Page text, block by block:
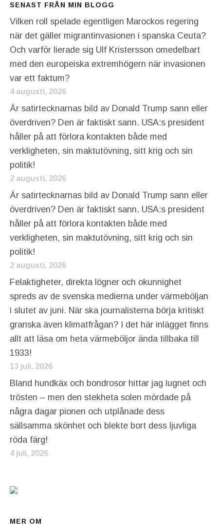
SENAST FRÅN MIN BLOGG
Vilken roll spelade egentligen Marockos regering
när det gäller migrantinvasionen i spanska Ceuta?
Och varför lierade sig Ulf Kristersson omedelbart
med den europeiska extremhögern när invasionen
var ett faktum?
4 augusti, 2026
Är satirtecknarnas bild av Donald Trump sann eller
överdriven? Den är faktiskt sann. USA:s president
håller på att förlora kontakten både med
verkligheten, sin maktutövning, sitt krig och sin
politik!
2 augusti, 2026
Är satirtecknarnas bild av Donald Trump sann eller
överdriven? Den är faktiskt sann. USA:s president
håller på att förlora kontakten både med
verkligheten, sin maktutövning, sitt krig och sin
politik!
2 augusti, 2026
Felaktigheter, direkta lögner och okunnighet
spreds av de svenska medierna under värmeböljan
i slutet av juni. När ska journalisterna börja kritiskt
granska även klimatfrågan? I det här inlägget finns
allt att läsa om heta värmeböljor ända tillbaka till
1933!
13 juli, 2026
Bland hundkäx och bondrosor hittar jag lugnet och
trösten – men den stekheta solen mördade på
några dagar pionen och utplånade dess
sällsamma skönhet och blekte bort dess ljuvliga
röda färg!
4 juli, 2026
MER OM